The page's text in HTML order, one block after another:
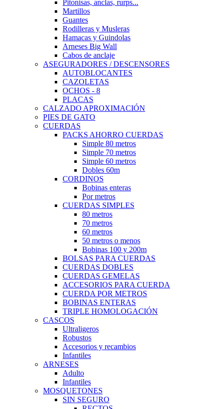
Pitonisas, anclas, rurps...
Martillos
Guantes
Rodilleras y Musleras
Hamacas y Guindolas
Arneses Big Wall
Cabos de anclaje
ASEGURADORES / DESCENSORES
AUTOBLOCANTES
CAZOLETAS
OCHOS - 8
PLACAS
CALZADO APROXIMACIÓN
PIES DE GATO
CUERDAS
PACKS AHORRO CUERDAS
Simple 80 metros
Simple 70 metros
Simple 60 metros
Dobles 60m
CORDINOS
Bobinas enteras
Por metros
CUERDAS SIMPLES
80 metros
70 metros
60 metros
50 metros o menos
Bobinas 100 y 200m
BOLSAS PARA CUERDAS
CUERDAS DOBLES
CUERDAS GEMELAS
ACCESORIOS PARA CUERDA
CUERDA POR METROS
BOBINAS ENTERAS
TRIPLE HOMOLOGACIÓN
CASCOS
Ultraligeros
Robustos
Accesorios y recambios
Infantiles
ARNESES
Adulto
Infantiles
MOSQUETONES
SIN SEGURO